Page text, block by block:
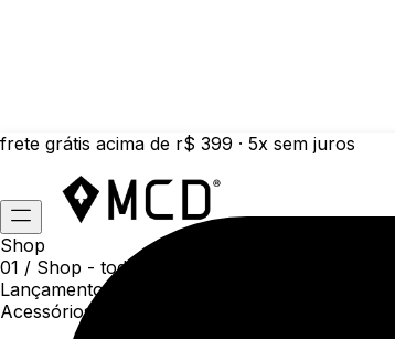
frete grátis acima de r$ 399 · 5x sem juros
Shop
01 / Shop - todas as categorias da coleção atual
Lançamentos da semana
Acessórios